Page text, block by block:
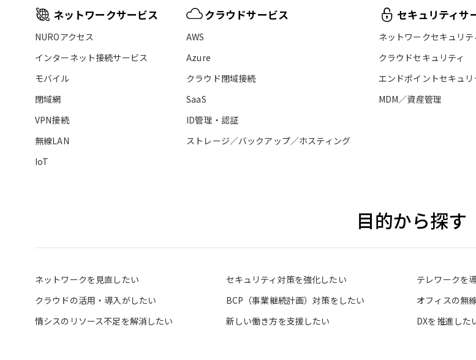
ネットワークサービス
NUROアクセス
インターネット接続サービス
モバイル
閉域網
VPN接続
無線LAN
IoT
クラウドサービス
AWS
Azure
クラウド閉域接続
SaaS
ID管理・認証
ストレージ／バックアップ／ホスティング
セキュリティサ
ネットワークセキュリテ
クラウドセキュリティ
エンドポイントセキュリ
MDM／資産管理
目的から探す
ネットワークを見直したい セキュリティ対策を強化したい テレワークを
クラウドの活用・導入がしたい
BCP（事業継続計画）対策をしたい オフィスの無
情シスのリソース不足を解消したい
新しい働き方を支援したい DXを推進した